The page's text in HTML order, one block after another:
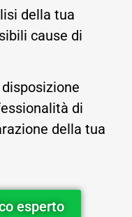
della tua
cause di
di
della tua
esperto